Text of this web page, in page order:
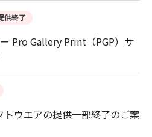
供終了
Pro Gallery Print（PGP）サ
トウエアの提供一部終了のご案